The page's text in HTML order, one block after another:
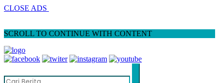
CLOSE ADS
SCROLL TO CONTINUE WITH CONTENT